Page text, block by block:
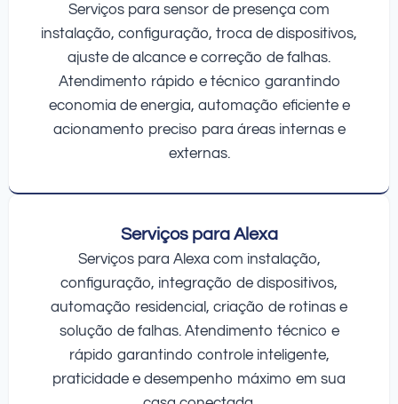
Serviços para sensor de presença com
instalação, configuração, troca de dispositivos,
ajuste de alcance e correção de falhas.
Atendimento rápido e técnico garantindo
economia de energia, automação eficiente e
acionamento preciso para áreas internas e
externas.
Serviços para Alexa
Serviços para Alexa com instalação,
configuração, integração de dispositivos,
automação residencial, criação de rotinas e
solução de falhas. Atendimento técnico e
rápido garantindo controle inteligente,
praticidade e desempenho máximo em sua